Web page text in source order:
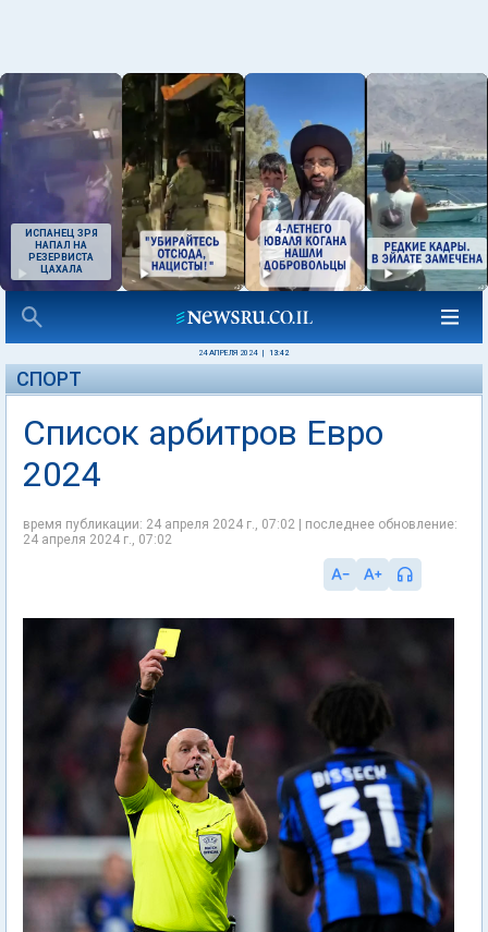
ИСПАНЕЦ ЗРЯ
НАПАЛ НА
РЕЗЕРВИСТА
ЦАХАЛА
24 АПРЕЛЯ 2024 13:42
СПОРТ
Список арбитров Евро
2024
время публикации: 24 апреля 2024 г., 07:02 | последнее обновление:
24 апреля 2024 г., 07:02